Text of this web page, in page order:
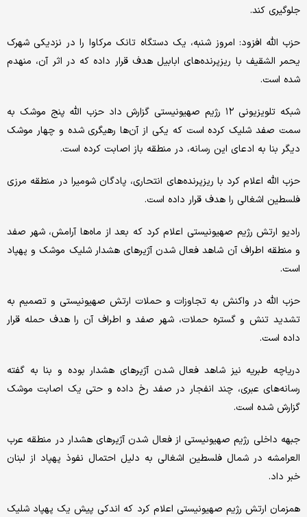
جلوگیری کند.
حزب الله افزود: امروز شنبه، یک دستگاه تانک مرکاوا را در نزدیکی شهرک
یحمر الشقیف با ریزپرنده‌های ابابیل هدف قرار داده که در اثر آن، منهدم
شده است.
شبکه تلویزیونی ۱۲ رژیم صهیونیستی گزارش داد حزب الله پنج موشک به
سمت صفد شلیک کرده است که یکی از آن‌ها رهیگری شده و چهار موشک
دیگر بنا به ادعای این رسانه، در منطقه باز اصابت کرده است.
حزب الله اعلام کرد با ریزپرنده‌های انتحاری، پادگان شومیرا در منطقه مرزی
فلسطین اشغالی را هدف قرار داده است.
رادیو ارتش رژیم صهیونیستی اعلام کرد که بعد از ماه‌ها آرامش، شهر صفد
و منطقه اطراف آن شاهد فعال شدن آژیرهای هشدار شلیک موشک و پهپاد
است.
حزب الله در واکنش به تجاوزات و حملات ارتش صهیونیستی و تصمیم به
تشدید تنش و گستره حملات، شهر صفد و اطراف آن را هدف حمله قرار
داده است.
دریاچه طبریه نیز شاهد فعال شدن آژیرهای هشدار بوده و بنا به گفته
رسانه‌های عبری، چند انفجار در صفد رخ داده و حتی یک اصابت موشک
گزارش شده است.
جبهه داخلی رژیم صهیونیستی از فعال شدن آژیرهای هشدار در منطقه عرب
العرامشه در شمال فلسطین اشغالی به دلیل احتمال نفوذ پهپاد از لبنان
خبر داد.
همزمان ارتش رژیم صهیونیستی اعلام کرد که اندکی پیش یک پهپاد شلیک‌